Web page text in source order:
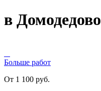
в Домодедово
Больше работ
От 1 100 руб.